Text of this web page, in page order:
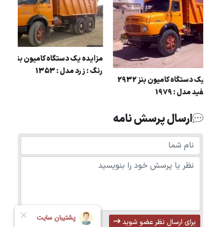
رنگ : زرد مدل : 1353
رنگ : سفید مدل : 1979
ارسال پرسش نامه
برای ارسال نظر عضو شوید